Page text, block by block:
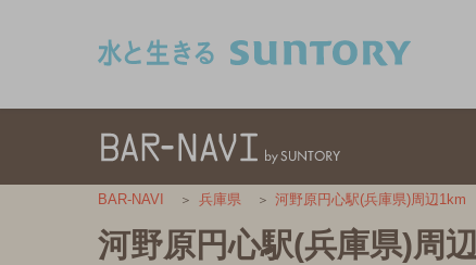
BAR-NAVI 兵庫県 河野原円心駅(兵庫県)周辺1km
河野原円心駅(兵庫県)周